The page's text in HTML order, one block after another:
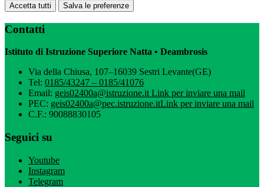
Accetta tutti Salva le preferenze
Contatti
Istituto di Istruzione Superiore Natta • Deambrosis
Via della Chiusa, 107–16039 Sestri Levante(GE)
Tel: 0185/43247 – 0185/41076
Email: geis02400a@istruzione.itLink per inviare una mail
PEC: geis02400a@pec.istruzione.itLink per inviare una mail
C.F.: 90088830105
Seguici su
Youtube
Instagram
Telegram